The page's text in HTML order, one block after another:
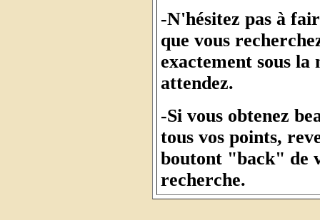
-N'hésitez pas à
que vous
exactement sous la
attendez.
-Si vous obtenez
tous vos points,
boutont "back" de
recherche.